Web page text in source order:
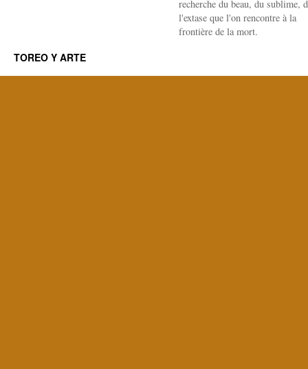
recherche du beau, du sublime,
l'extase que l'on rencontre à la
frontière de la mort.
TOREO Y ARTE